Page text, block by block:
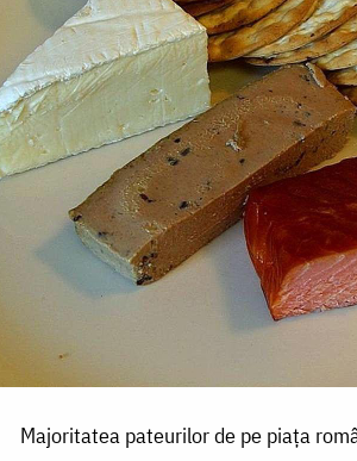
Majoritatea pateurilor de pe piața